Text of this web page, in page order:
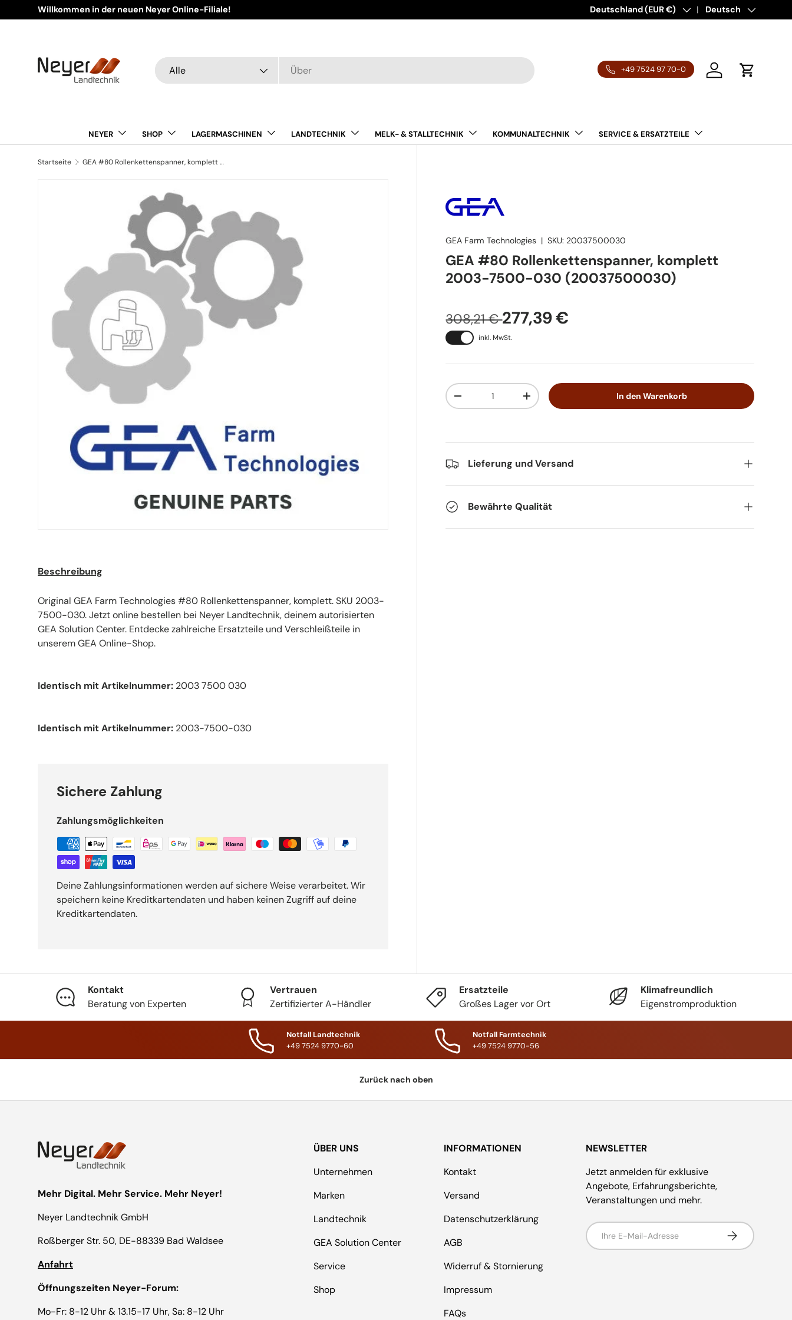
Direkt zum Inhalt
Willkommen in der neuen Neyer Online-Filiale! Entdecke über 500.000 Ersatz- & Verschleßteile
Land/Region
Deutschland (EUR €) SpracheDeutsch
Suchen
Art
Alle +49 7524 97 70-0
Einloggen
NEYER SHOP LAGERMASCHINEN LANDTECHNIK MELK- & STALLTECHNIK KOMMUNALTECHNIK SERVICE & ERSATZTEILE
Startseite GEA #80 Rollenkettenspanner, komplett 2003-7500-030 (20037500030)
GEA Farm Technologies |SKU: 20037500030
GEA #80 Rollenkettenspanner, komplett
2003-7500-030 (20037500030)
308,21 €277,39 €
inkl. MwSt.
Anzahl
-
+ In den Warenkorb
Lieferung und Versand
Bewährte Qualität
Beschreibung
Original GEA Farm Technologies #80 Rollenkettenspanner, komplett. SKU 2003-
7500-030. Jetzt online bestellen bei Neyer Landtechnik, deinem autorisierten
GEA Solution Center. Entdecke zahlreiche Ersatzteile und Verschleißteile in
unserem GEA Online-Shop.
Identisch mit Artikelnummer: 2003 7500 030
Identisch mit Artikelnummer: 2003-7500-030
Sichere Zahlung
Zahlungsmöglichkeiten
Deine Zahlungsinformationen werden auf sichere Weise verarbeitet. Wir
speichern keine Kreditkartendaten und haben keinen Zugriff auf deine
Kreditkartendaten.
Kontakt
Beratung von Experten
Vertrauen
Zertifizierter A-Händler
Ersatzteile
Großes Lager vor Ort
Klimafreundlich
Eigenstromproduktion
Notfall Landtechnik
+49 7524 9770-60
Notfall Farmtechnik
+49 7524 9770-56
Zurück nach oben
Mehr Digital. Mehr Service. Mehr Neyer!
Neyer Landtechnik GmbH
Roßberger Str. 50, DE-88339 Bad Waldsee
Anfahrt
Öffnungszeiten Neyer-Forum:
Mo-Fr: 8-12 Uhr & 13.15-17 Uhr, Sa: 8-12 Uhr
ÜBER UNS
Unternehmen
Marken
Landtechnik
GEA Solution Center
Service
Shop
INFORMATIONEN
Kontakt
Versand
Datenschutzerklärung
AGB
Widerruf & Stornierung
Impressum
FAQs
NEWSLETTER
Jetzt anmelden für exklusive
Angebote, Erfahrungsberichte,
Veranstaltungen und mehr.
E-Mail Abonnieren